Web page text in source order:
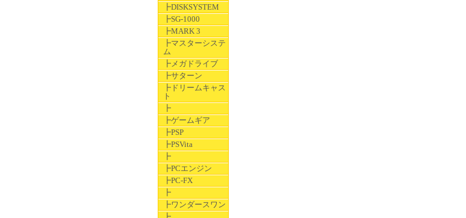
┣DISKSYSTEM
┣SG-1000
┣MARK 3
┣マスターシステ
ム
┣メガドライブ
┣サターン
┣ドリームキャス
ト
┣
┣ゲームギア
┣PSP
┣PSVita
┣
┣PCエンジン
┣PC-FX
┣
┣ワンダースワン